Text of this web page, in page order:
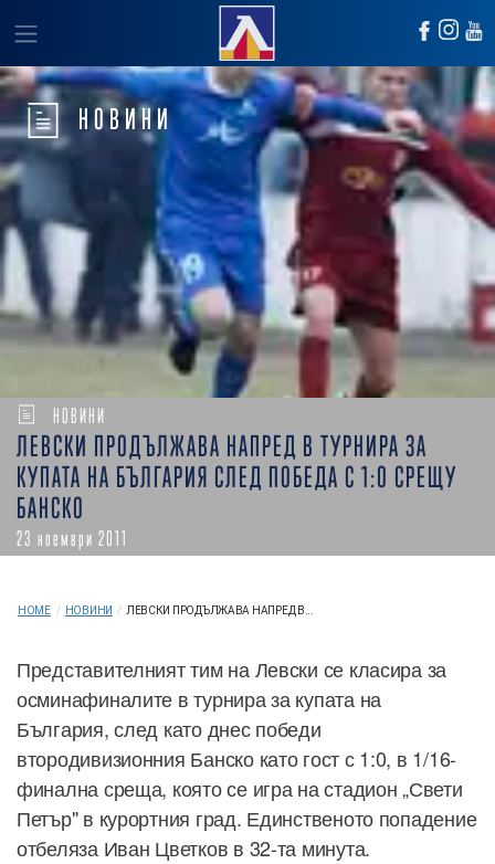
НОВИНИ
НОВИНИ
ЛЕВСКИ ПРОДЪЛЖАВА НАПРЕД В ТУРНИРА ЗА
КУПАТА НА БЪЛГАРИЯ СЛЕД ПОБЕДА С 1:0 СРЕЩУ
БАНСКО
23 ноември 2011
HOME / НОВИНИ / ЛЕВСКИ ПРОДЪЛЖАВА НАПРЕД В...
Представителният тим на Левски се класира за
осминафиналите в турнира за купата на
България, след като днес победи
втородивизионния Банско като гост с 1:0, в 1/16-
финална среща, която се игра на стадион „Свети
Петър" в курортния град. Единственото попадение
отбеляза Иван Цветков в 32-та минута.